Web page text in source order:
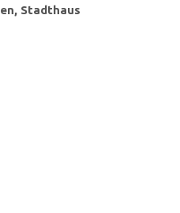
Stadthaus